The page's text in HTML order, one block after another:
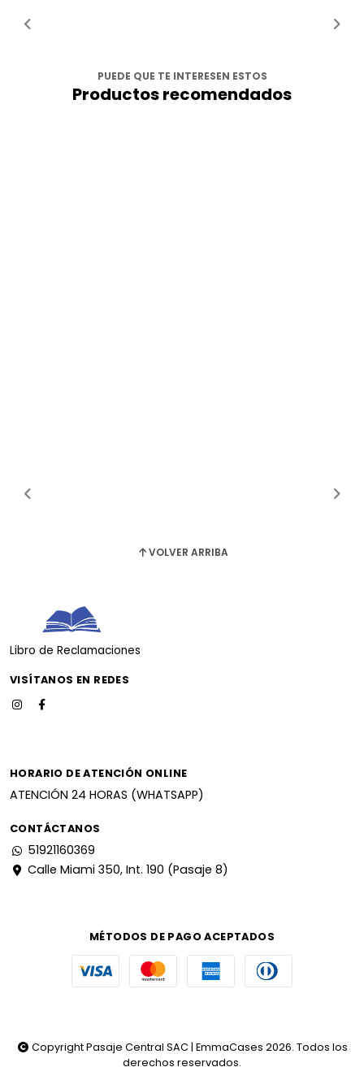
PUEDE QUE TE INTERESEN ESTOS
Productos recomendados
VOLVER ARRIBA
Libro de Reclamaciones
VISÍTANOS EN REDES
HORARIO DE ATENCIÓN ONLINE
ATENCIÓN 24 HORAS (WHATSAPP)
CONTÁCTANOS
51921160369
Calle Miami 350, Int. 190 (Pasaje 8)
MÉTODOS DE PAGO ACEPTADOS
Copyright Pasaje Central SAC | EmmaCases 2026. Todos los
derechos reservados.